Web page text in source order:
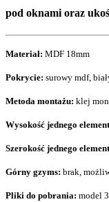
pod oknami oraz
Materiał: MDF 18mm
Pokrycie: surowy mdf,
Metoda montażu: klej
Wysokość jednego
Szerokość jednego
Górny gzyms: brak,
Pliki do pobrania: model